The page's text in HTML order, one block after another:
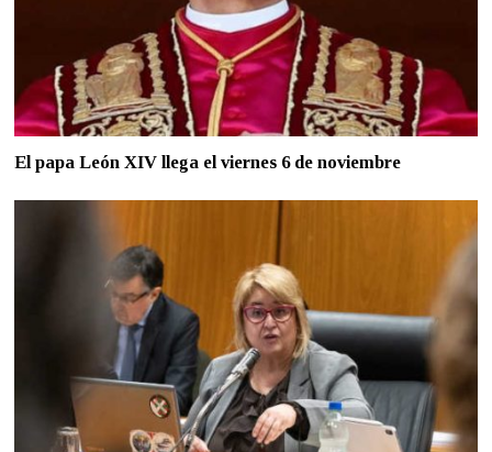
El papa León XIV llega el viernes 6 de noviembre